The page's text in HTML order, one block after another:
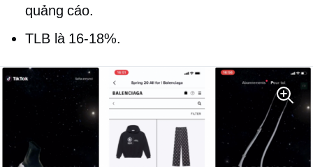
quảng cáo.
TLB là 16-18%.